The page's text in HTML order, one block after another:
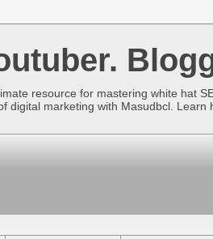
resource for mastering white hat
digital marketing with Masudbcl.